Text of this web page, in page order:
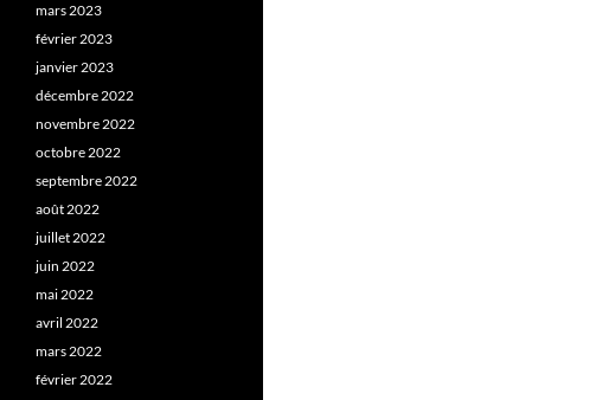
mars 2023
février 2023
janvier 2023
décembre 2022
novembre 2022
octobre 2022
septembre 2022
août 2022
juillet 2022
juin 2022
mai 2022
avril 2022
mars 2022
février 2022